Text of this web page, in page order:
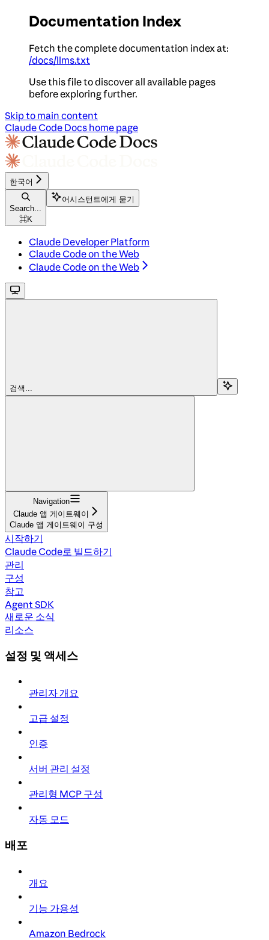
Documentation Index
Fetch the complete documentation index at:
/docs/llms.txt
Use this file to discover all available pages
before exploring further.
Skip to main content
Claude Code Docs home page
한국어
Search...
⌘K
어시스턴트에게 묻기
Claude Developer Platform
Claude Code on the Web
Claude Code on the Web
검색...
Navigation
Claude 앱 게이트웨이
Claude 앱 게이트웨이 구성
시작하기
Claude Code로 빌드하기
관리
구성
참고
Agent SDK
새로운 소식
리소스
설정 및 액세스
관리자 개요
고급 설정
인증
서버 관리 설정
관리형 MCP 구성
자동 모드
배포
개요
기능 가용성
Amazon Bedrock